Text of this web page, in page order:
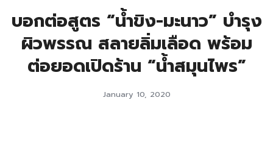
บอกต่อสูตร “น้ำขิง-มะนาว” บำรุง
ผิวพรรณ สลายลิ่มเลือด พร้อม
ต่อยอดเปิดร้าน “น้ำสมุนไพร”
January 10, 2020